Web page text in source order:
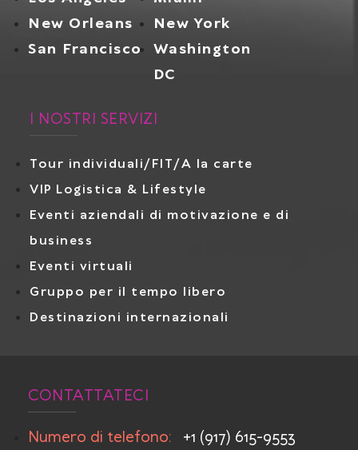
New Orleans
New York
San Francisco Washington
DC
I NOSTRI SERVIZI
Tour individuali/FIT/A la carte
VIP Logistica & Lifestyle
Eventi aziendali di motivazione e di
business
Eventi virtuali
Gruppo per il tempo libero
Destinazioni internazionali
CONTATTATECI
Numero di telefono:
+1 (917) 615-9553